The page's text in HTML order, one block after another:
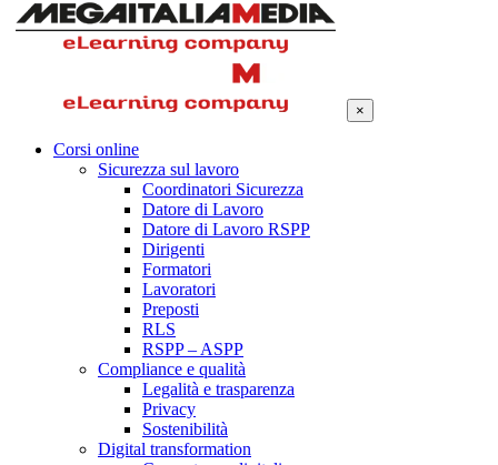
×
Corsi online
Sicurezza sul lavoro
Coordinatori Sicurezza
Datore di Lavoro
Datore di Lavoro RSPP
Dirigenti
Formatori
Lavoratori
Preposti
RLS
RSPP – ASPP
Compliance e qualità
Legalità e trasparenza
Privacy
Sostenibilità
Digital transformation